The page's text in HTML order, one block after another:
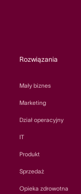
Rozwiązania
Mały biznes
Marketing
Dział operacyjny
IT
Produkt
Sprzedaż
Opieka zdrowotna